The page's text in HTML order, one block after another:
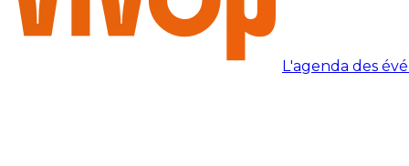
L'agenda des